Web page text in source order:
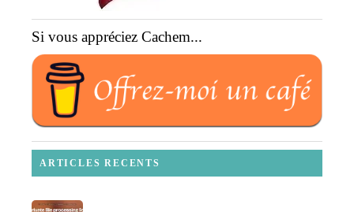
Si vous appréciez Cachem...
ARTICLES RECENTS